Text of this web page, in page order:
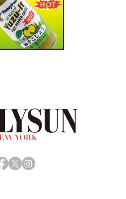
Facebook
X Instagram